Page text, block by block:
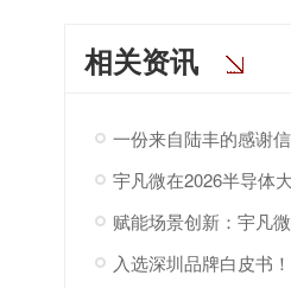
相关资讯
宇凡微在2026半导体